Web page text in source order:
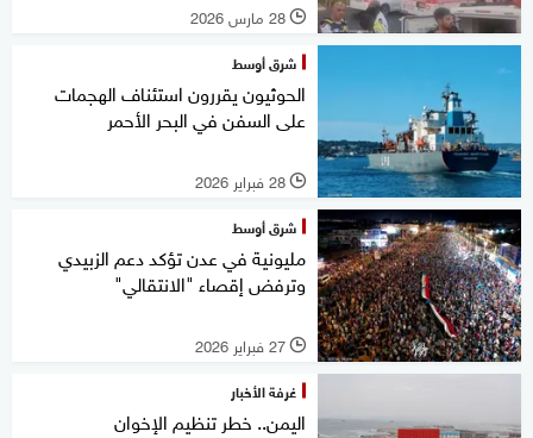
l 28 مارس 2026
شرق أوسط
الحوثيون يقررون استئناف الهجمات
على السفن في البحر الأحمر
l 28 فبراير 2026
شرق أوسط
مليونية في عدن تؤكد دعم الزبيدي
وترفض إقصاء "الانتقالي"
l 27 فبراير 2026
غرفة الأخبار
اليمن.. خطر تنظيم الإخوان